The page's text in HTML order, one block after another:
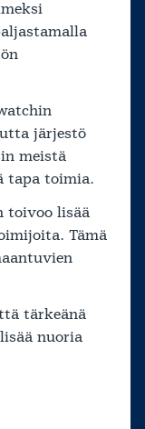
järjestö
meistä
tapa toimia.
toivoo lisää
Tämä
tärkeänä
nuoria